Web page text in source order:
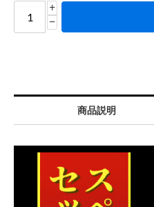
+
−
商品説明